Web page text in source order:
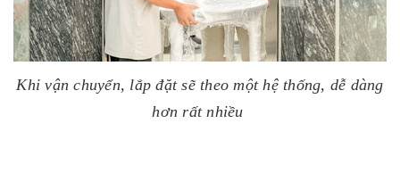
Khi vận chuyển, lắp đặt sẽ theo một hệ thống, dễ dàng
hơn rất nhiều